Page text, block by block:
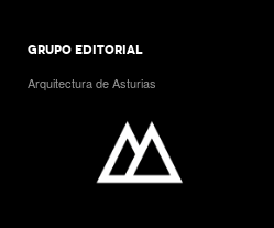
GRUPO EDITORIAL
Arquitectura de Asturias